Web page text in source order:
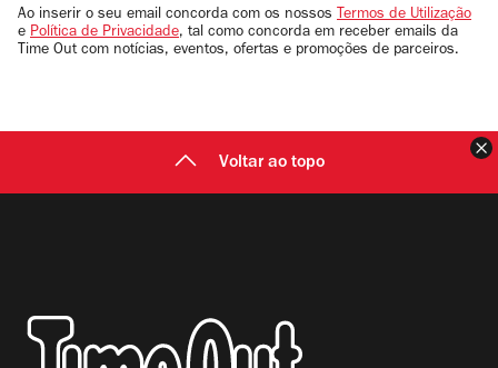
email
Ao inserir o seu email concorda com os nossos Termos de Utilização
e Política de Privacidade, tal como concorda em receber emails da
Time Out com notícias, eventos, ofertas e promoções de parceiros.
Voltar ao topo